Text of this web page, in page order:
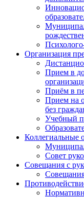
Организация
Прием в
Приём в
Прием на
без
Учебный
Коллегиальные
Совет
Совещания с